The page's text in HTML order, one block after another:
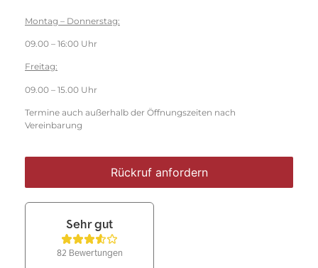
Montag – Donnerstag:
09.00 – 16:00 Uhr
Freitag:
09.00 – 15.00 Uhr
Termine auch außerhalb der Öffnungszeiten nach
Vereinbarung
Rückruf anfordern